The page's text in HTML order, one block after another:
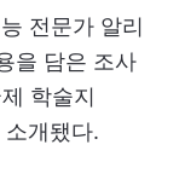
전문가 알리
을 담은 조사
학술지
개됐다.